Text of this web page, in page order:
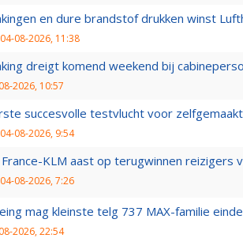
en dure brandstof drukken winst
04-08-2026, 11:38
dreigt komend weekend bij
2026, 10:57
succesvolle testvlucht voor
04-08-2026, 9:54
KLM aast op terugwinnen reizigers
04-08-2026, 7:26
mag kleinste telg 737 MAX-familie
2026, 22:54